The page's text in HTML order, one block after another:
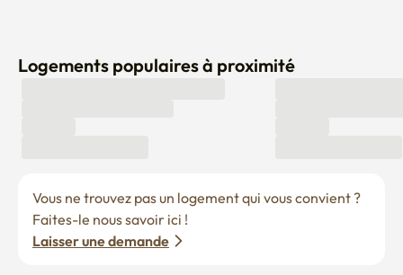
Logements populaires à proximité
Vous ne trouvez pas un logement qui vous convient ?
Faites-le nous savoir ici !
Laisser une demande